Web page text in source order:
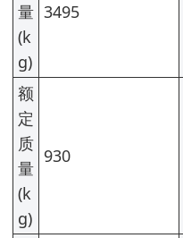
量
(k
g)
3495
额
定
质
量
(k
g)
930